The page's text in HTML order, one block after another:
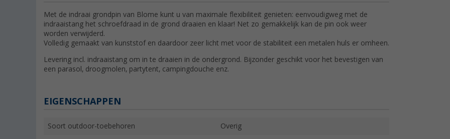
Met de indraai grondpin van Blome kunt u van maximale flexibiliteit genieten: eenvoudigweg met de
indraaistang het schroefdraad in de grond draaien en klaar! Net zo gemakkelijk kan de pin ook weer
worden verwijderd.
Volledig gemaakt van kunststof en daardoor zeer licht met voor de stabiliteit een metalen huls er omheen.
Levering incl. indraaistang om in te draaien in de ondergrond. Bijzonder geschikt voor het bevestigen van
een parasol, droogmolen, partytent, campingdouche enz.
EIGENSCHAPPEN
Soort outdoor-toebehoren Overig